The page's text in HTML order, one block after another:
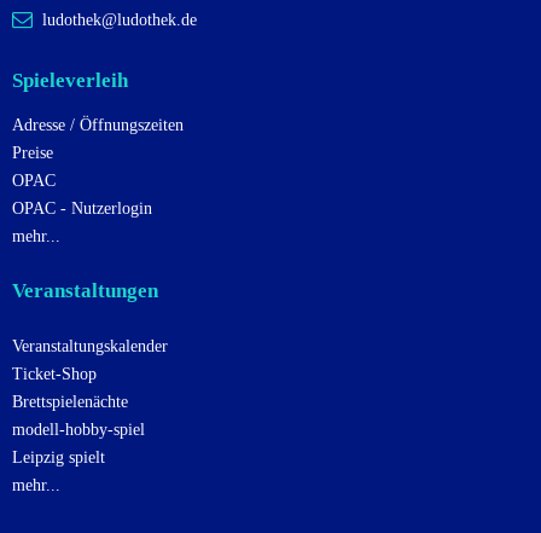
ludothek@ludothek.de
Spieleverleih
Adresse / Öffnungszeiten
Preise
OPAC
OPAC - Nutzerlogin
mehr...
Veranstaltungen
Veranstaltungskalender
Ticket-Shop
Brettspielenächte
modell-hobby-spiel
Leipzig spielt
mehr...